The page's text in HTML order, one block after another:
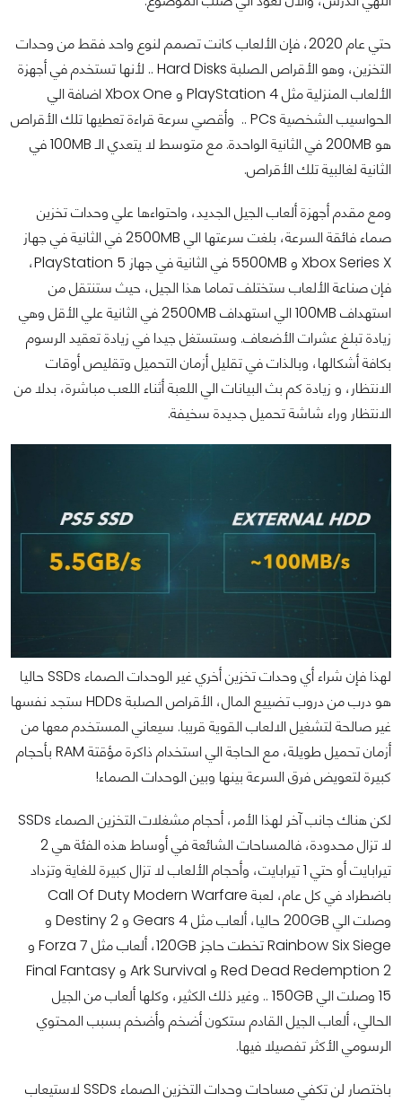
حتي عام 2020، فإن الألعاب كانت تصمم لنوع واحد فقط من وحدات
التخزين، وهو الأقراص الصلبة Hard Disks .. لأنها تستخدم في أجهزة
الألعاب المنزلية مثل PlayStation 4 و Xbox One اضافة الي
الحواسيب الشخصية PCs .. وأقصي سرعة قراءة تعطيها تلك الأقراص
هو 200MB في الثانية الواحدة. مع متوسط لا يتعدي الـ 100MB في
الثانية لغالبية تلك الأقراص.
ومع مقدم أجهزة ألعاب الجيل الجديد، واحتواءها علي وحدات تخزين
صماء فائقة السرعة، بلغت سرعتها الي 2500MB في الثانية في جهاز
Xbox Series X و 5500MB في الثانية في جهاز PlayStation 5،
فإن صناعة الألعاب ستختلف تماما هذا الجيل، حيث ستنتقل من
استهداف 100MB الي استهداف 2500MB في الثانية علي الأقل وهي
زيادة تبلغ عشرات الأضعاف. وستستغل جيدا في زيادة تعقيد الرسوم
بكافة أشكالها، وبالذات في تقليل أزمان التحميل وتقليص أوقات
الانتظار، و زيادة كم بث البيانات الي اللعبة أثناء اللعب مباشرة، بدلا من
الانتظار وراء شاشة تحميل جديدة سخيفة.
لهذا فإن شراء أي وحدات تخزين أخري غير الوحدات الصماء SSDs حاليا
هو درب من دروب تضييع المال، الأقراص الصلبة HDDs ستجد نفسها
غير صالحة لتشغيل الالعاب القوية قريبا. سيعاني المستخدم معها من
أزمان تحميل طويلة، مع الحاجة الي استخدام ذاكرة مؤقتة RAM بأحجام
كبيرة لتعويض فرق السرعة بينها وبين الوحدات الصماء!
لكن هناك جانب آخر لهذا الأمر، أحجام مشغلات التخزين الصماء SSDs
لا تزال محدودة، فالمساحات الشائعة في أوساط هذه الفئة هي 2
تيرابايت أو حتي 1 تيرابايت، وأحجام الألعاب لا تزال كبيرة للغاية وتزداد
باضطراد في كل عام، لعبة Call Of Duty Modern Warfare
وصلت الي 200GB حاليا، ألعاب مثل Gears 4 و Destiny 2 و
Rainbow Six Siege تخطت حاجز 120GB، ألعاب مثل Forza 7 و
Red Dead Redemption 2 و Ark Survival و Final Fantasy
15 وصلت الي 150GB .. وغير ذلك الكثير، وكلها ألعاب من الجيل
الحالي، ألعاب الجيل القادم ستكون أضخم وأضخم بسبب المحتوي
الرسومي الأكثر تفصيلا فيها.
باختصار لن تكفي مساحات وحدات التخزين الصماء SSDs لاستيعاب